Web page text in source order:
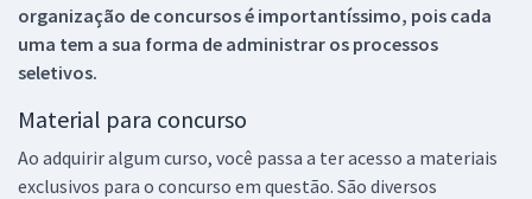
organização de concursos é importantíssimo, pois cada
uma tem a sua forma de administrar os processos
seletivos.
Material para concurso
Ao adquirir algum curso, você passa a ter acesso a materiais
exclusivos para o concurso em questão. São diversos